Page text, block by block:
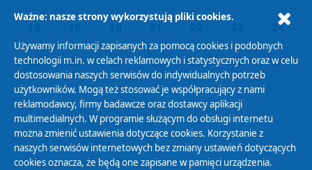
24
25 26 27 28 29 30 31
Polityka Prywatności
Zasady korzystania z Serwisu
Ważne: nasze strony wykorzystują pliki cookies.
Używamy informacji zapisanych za pomocą cookies i podobnych
technologii m.in. w celach reklamowych i statystycznych oraz w celu
dostosowania naszych serwisów do indywidualnych potrzeb
użytkowników. Mogą też stosować je współpracujący z nami
reklamodawcy, firmy badawcze oraz dostawcy aplikacji
multimedialnych. W programie służącym do obsługi internetu
można zmienić ustawienia dotyczące cookies. Korzystanie z
naszych serwisów internetowych bez zmiany ustawień dotyczących
cookies oznacza, że będą one zapisane w pamięci urządzenia.